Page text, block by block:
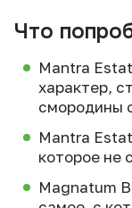
Что
Mantra
характер,
смородины
Mantra
которое не
Magnatum